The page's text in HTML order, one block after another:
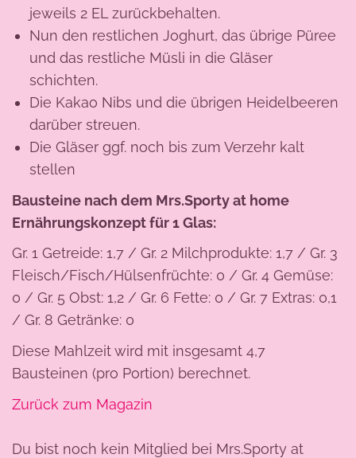
jeweils 2 EL zurückbehalten.
Nun den restlichen Joghurt, das übrige Püree
und das restliche Müsli in die Gläser
schichten.
Die Kakao Nibs und die übrigen Heidelbeeren
darüber streuen.
Die Gläser ggf. noch bis zum Verzehr kalt
stellen
Bausteine nach dem Mrs.Sporty at home
Ernährungskonzept für 1 Glas:
Gr. 1 Getreide: 1,7 / Gr. 2 Milchprodukte: 1,7 / Gr. 3
Fleisch/Fisch/Hülsenfrüchte: 0 / Gr. 4 Gemüse:
0 / Gr. 5 Obst: 1,2 / Gr. 6 Fette: 0 / Gr. 7 Extras: 0,1
/ Gr. 8 Getränke: 0
Diese Mahlzeit wird mit insgesamt 4,7
Bausteinen (pro Portion) berechnet.
Zurück zum Magazin
Du bist noch kein Mitglied bei Mrs.Sporty at